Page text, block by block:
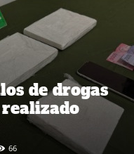
de drogas
66